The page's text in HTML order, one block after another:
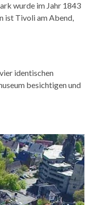
wurde im Jahr 1843
ist Tivoli am Abend,
identischen
besichtigen und